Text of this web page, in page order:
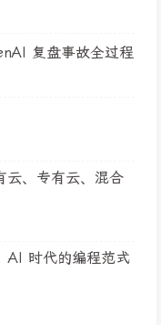
复盘事故全过程
云、专有云、混合
AI 时代的编程范式